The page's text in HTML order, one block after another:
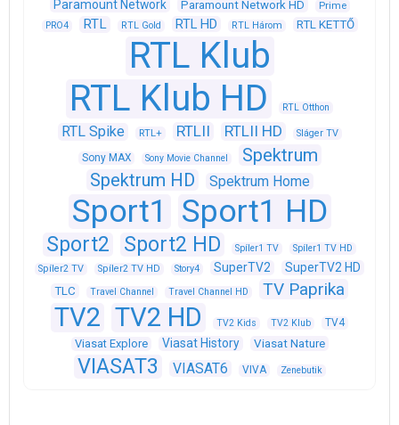
Paramount Network Paramount Network HD Prime
PRO4 RTL RTL Gold RTL HD RTL Három RTL KETTŐ
RTL Klub
RTL Klub HD
RTL Otthon
RTL Spike RTL+ RTLII RTLII HD Sláger TV
Sony MAX Sony Movie Channel
Spektrum
Spektrum HD
Spektrum Home
Sport1 Sport1 HD
Sport2 Sport2 HD Spíler1 TV
Spíler1 TV HD
Spíler2 TV
Spíler2 TV HD Story4 SuperTV2 SuperTV2 HD
TLC Travel Channel Travel Channel HD TV Paprika
TV2 TV2 HD TV2 Kids TV2 Klub TV4
Viasat Explore Viasat History Viasat Nature
VIASAT3 VIASAT6 VIVA Zenebutik